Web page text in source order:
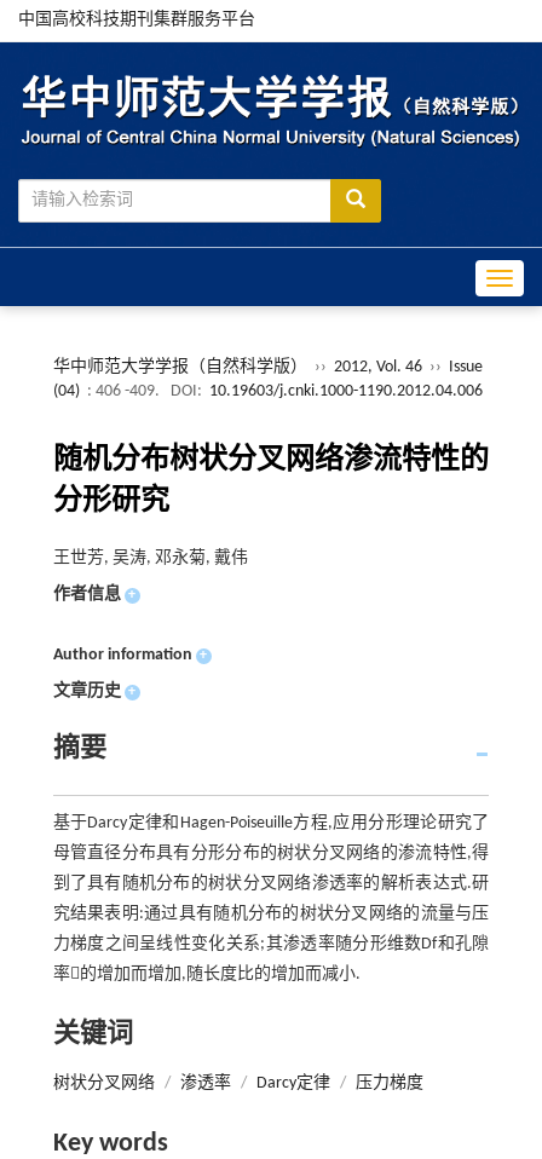
中国高校科技期刊集群服务平台
华中师范大学学报（自然科学版） ›› 2012, Vol. 46 ››
Issue
(04) : 406 -409. DOI: 10.19603/j.cnki.1000-1190.2012.04.006
随机分布树状分叉网络渗流特性的
分形研究
王世芳, 吴涛, 邓永菊, 戴伟
作者信息 +
Author information +
文章历史 +
摘要
基于Darcy定律和Hagen-Poiseuille方程,应用分形理论研究了
母管直径分布具有分形分布的树状分叉网络的渗流特性,得
到了具有随机分布的树状分叉网络渗透率的解析表达式.研
究结果表明:通过具有随机分布的树状分叉网络的流量与压
力梯度之间呈线性变化关系;其渗透率随分形维数Df和孔隙
率的增加而增加,随长度比的增加而减小.
关键词
树状分叉网络 / 渗透率 / Darcy定律 / 压力梯度
Key words